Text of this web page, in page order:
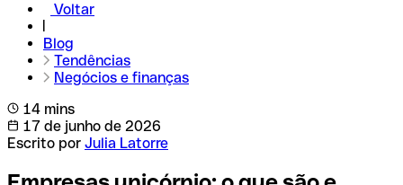
Voltar
Blog
Tendências
Negócios e finanças
14 mins
17 de junho de 2026
Escrito por Julia Latorre